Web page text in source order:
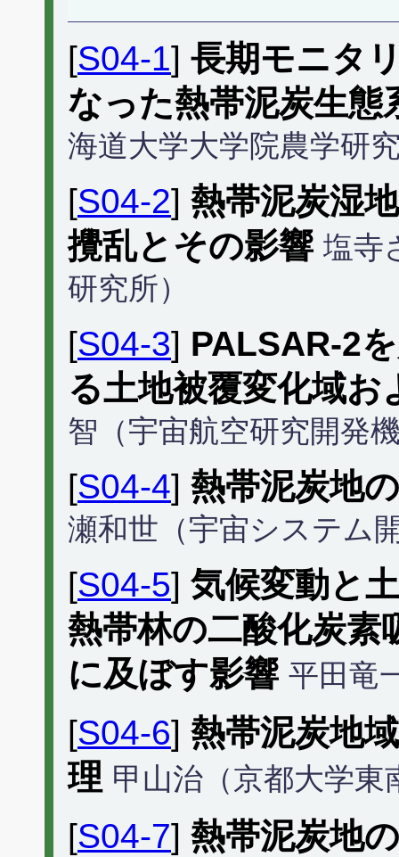
[S04-1] 長期モニタ
なった熱帯泥炭生態
海道大学大学院農学研
[S04-2] 熱帯泥炭湿
攪乱とその影響 塩寺
研究所）
[S04-3] PALSAR-2
る土地被覆変化域お
智（宇宙航空研究開発
[S04-4] 熱帯泥炭地
瀬和世（宇宙システム
[S04-5] 気候変動と
熱帯林の二酸化炭素
に及ぼす影響 平田竜
[S04-6] 熱帯泥炭地
理 甲山治（京都大学東
[S04-7] 熱帯泥炭地